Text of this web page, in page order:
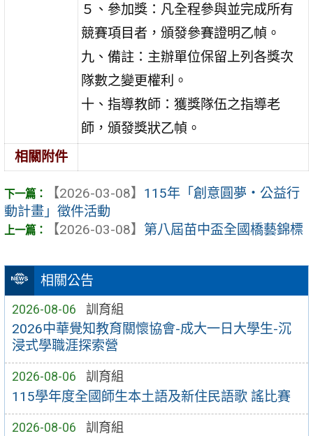
相關公告
2026-08-06 訓育組
2026中華覺知教育關懷協會-成大一日大學生-沉
浸式學職涯探索營
2026-08-06 訓育組
115學年度全國師生本土語及新住民語歌 謠比賽
2026-08-06 訓育組
５、參加獎：凡全程參與並完成所有
競賽項目者，頒發參賽證明乙幀。
九、備註：主辦單位保留上列各獎次
隊數之變更權利。
十、指導教師：獲獎隊伍之指導老
師，頒發獎狀乙幀。
相關附件
【2026-03-08】 115年「創意圓夢‧公益行
動計畫」徵件活動
【2026-03-08】 第八屆苗中盃全國橋藝錦標